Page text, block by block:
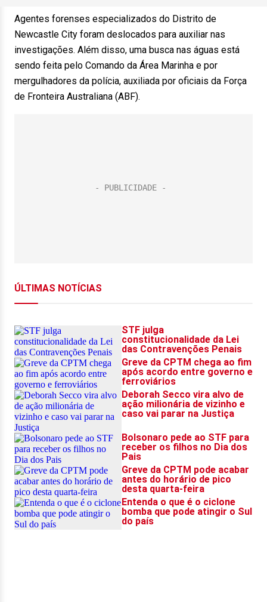
Agentes forenses especializados do Distrito de
Newcastle City foram deslocados para auxiliar nas
investigações. Além disso, uma busca nas águas está
sendo feita pelo Comando da Área Marinha e por
mergulhadores da polícia, auxiliada por oficiais da Força
de Fronteira Australiana (ABF).